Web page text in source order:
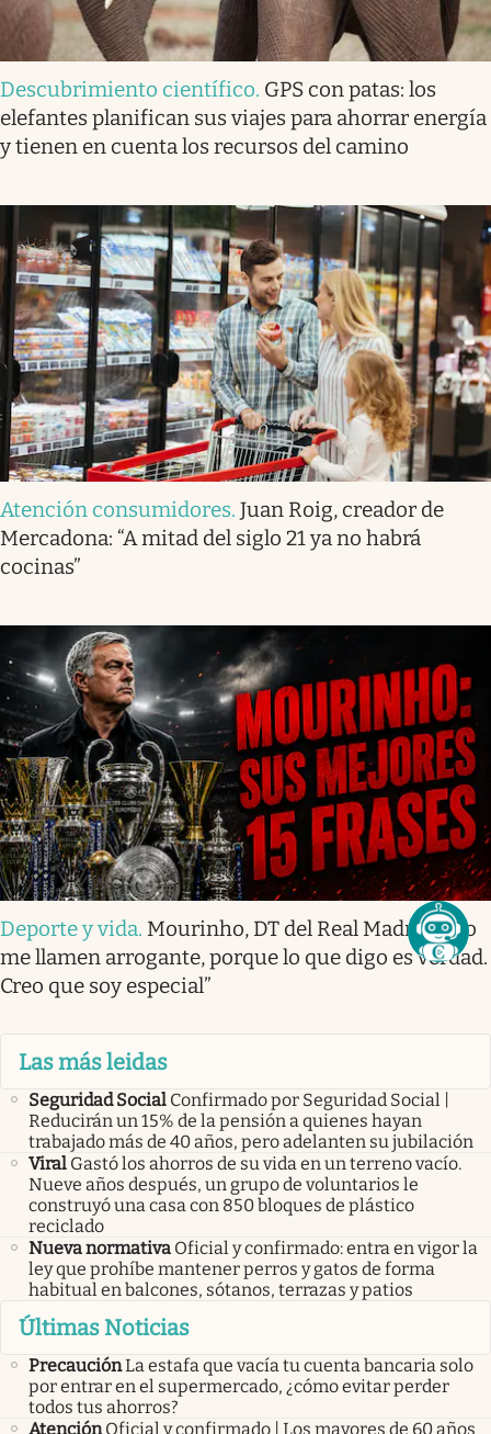
Descubrimiento científico. GPS con patas: los
elefantes planifican sus viajes para ahorrar energía
y tienen en cuenta los recursos del camino
Atención consumidores. Juan Roig, creador de
Mercadona: “A mitad del siglo 21 ya no habrá
cocinas”
Deporte y vida. Mourinho, DT del Real Madrid: “No
me llamen arrogante, porque lo que digo es verdad.
Creo que soy especial”
Las más leidas
Seguridad Social Confirmado por Seguridad Social |
Reducirán un 15% de la pensión a quienes hayan
trabajado más de 40 años, pero adelanten su jubilación
Viral Gastó los ahorros de su vida en un terreno vacío.
Nueve años después, un grupo de voluntarios le
construyó una casa con 850 bloques de plástico
reciclado
Nueva normativa Oficial y confirmado: entra en vigor la
ley que prohíbe mantener perros y gatos de forma
habitual en balcones, sótanos, terrazas y patios
Últimas Noticias
PrecauciónLa estafa que vacía tu cuenta bancaria solo
por entrar en el supermercado, ¿cómo evitar perder
todos tus ahorros?
Atención Oficial y confirmado | Los mayores de 60 años